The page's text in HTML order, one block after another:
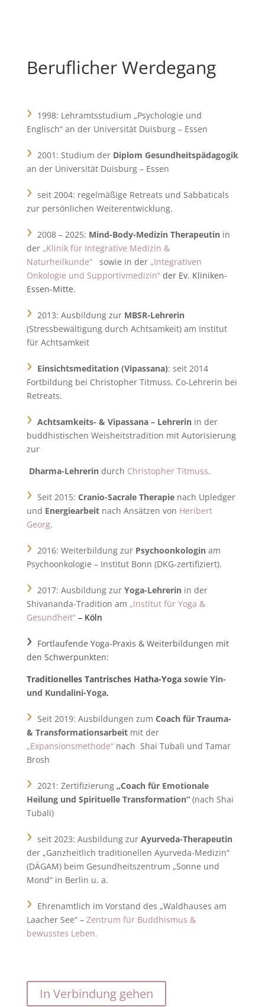
Beruflicher Werdegang
› 1998: Lehramtsstudium „Psychologie und
Englisch“ an der Universität Duisburg – Essen
› 2001: Studium der Diplom Gesundheitspädagogik
an der Universität Duisburg – Essen
› seit 2004: regelmäßige Retreats und Sabbaticals
zur persönlichen Weiterentwicklung.
› 2008 – 2025: Mind-Body-Medizin Therapeutinin
der „Klinik für Integrative Medizin &
Naturheilkunde“sowie in der „Integrativen
Onkologie und Supportivmedizin“ der Ev. Kliniken-
Essen-Mitte.
› 2013: Ausbildung zur MBSR-Lehrerin
(Stressbewältigung durch Achtsamkeit) am Institut
für Achtsamkeit
› Einsichtsmeditation (Vipassana): seit 2014
Fortbildung bei Christopher Titmuss. Co-Lehrerin bei
Retreats.
› Achtsamkeits- & Vipassana – Lehrerinin der
buddhistischen Weisheitstradition mit Autorisierung
zur
Dharma-Lehrerindurch Christopher Titmuss.
› Seit 2015: Cranio-Sacrale Therapienach Upledger
und Energiearbeitnach Ansätzen von Heribert
Georg.
› 2016: Weiterbildung zur Psychoonkologinam
Psychoonkologie – Institut Bonn (DKG-zertifiziert).
› 2017: Ausbildung zur Yoga-Lehrerinin der
Shivananda-Tradition am „Institut für Yoga &
Gesundheit“– Köln
› Fortlaufende Yoga-Praxis & Weiterbildungen mit
den Schwerpunkten:
Traditionelles Tantrisches Hatha-Yoga sowie Yin-
und Kundalini-Yoga.
› Seit 2019: Ausbildungen zum Coach für Trauma-
& Transformationsarbeitmit der
„Expansionsmethode“ nach Shai Tubali und Tamar
Brosh
› 2021: Zertifizierung „Coach für Emotionale
Heilung und Spirituelle Transformation“(nach Shai
Tubali)
› seit 2023: Ausbildung zur Ayurveda-Therapeutin
der „Ganzheitlich traditionellen Ayurveda-Medizin“
(DÄGAM) beim Gesundheitszentrum „Sonne und
Mond“ in Berlin u. a.
› Ehrenamtlich im Vorstand des „Waldhauses am
Laacher See“ –Zentrum für Buddhismus &
bewusstes Leben.
In Verbindung gehen